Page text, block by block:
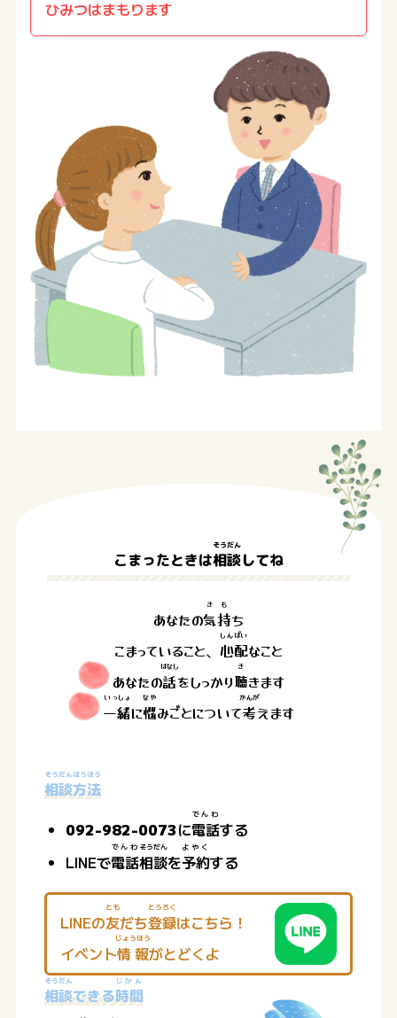
ひみつはまもります
こまったときは相談
そうだん
してね
あなたの気持
きも
ち
こまっていること、 心配
しんぱい
なこと
あなたの話
はなし
をしっかり聴
き
きます
一緒
いっしょ
に悩
なや
みごとについて考
かんが
えます
相談
そうだん
方法
ほうほう
092-982-0073に電話
でんわ
する
LINEで電話
でんわ
相談
そうだん
を予約
よやく
する
LINEの友
とも
だち登録
とうろく
はこちら！
イベント情報
じょうほう
がとどくよ
相談
そうだん
できる時間
じかん